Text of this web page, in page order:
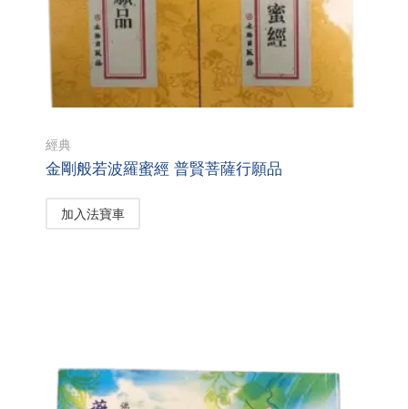
經典
金剛般若波羅蜜經 普賢菩薩行願品
加入法寶車